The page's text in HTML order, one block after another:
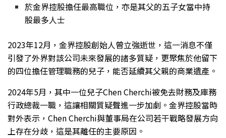
於金界控股擔任最高職位，亦是其父的五子女當中持
股最多人士
2023年12月 ，金界控股創始人曾立強逝世，這一消息不僅
引發了外界對該公司未來發展的諸多質疑，更聚焦於他留下
的四位擔任管理職務的兒子，能否延續其父親的商業遺產。
2024年5月，其中一位兒子Chen Cherchi被免去財務及庫務
行政總裁一職，這讓相關質疑聲進一步加劇。金界控股當時
對外表示，Chen Cherchi與董事局在公司若干戰略發展方向
上存在分歧，這是其離任的主要原因。